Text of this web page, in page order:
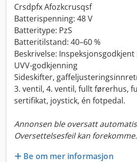
Crsdpfx Afozkcrusqsf
Batterispenning: 48 V
Batteritype: PzS
Batteritilstand: 40–60 %
Beskrivelse:
UVV-godkjenning
Sideskifter,
3. ventil, 4. ventil, fullt førerhus,
sertifikat, joystick, én fotpedal.
Annonsen ble oversatt
Oversettelsesfeil kan forekomme.
Be om mer informasjon